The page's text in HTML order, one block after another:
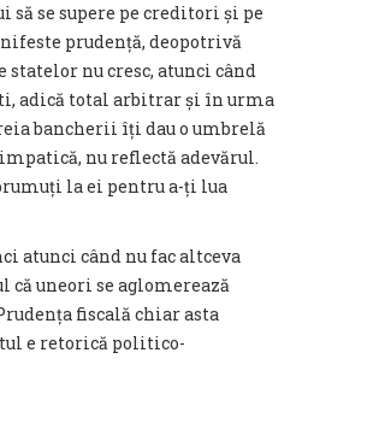
se supere pe creditori și pe
prudență, deopotrivă
nu cresc, atunci când
adică total arbitrar și în urma
bancherii îți dau o umbrelă
nu reflectă adevărul.
la ei pentru a-ți lua
atunci când nu fac altceva
că uneori se aglomerează
fiscală chiar asta
e retorică politico-